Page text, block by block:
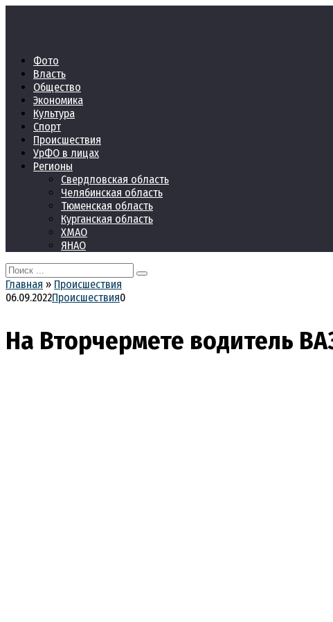
Фото
Власть
Общество
Экономика
Культура
Спорт
Происшествия
УрФО в лицах
Регионы
Свердловская область
Челябинская область
Тюменская область
Курганская область
ХМАО
ЯНАО
Search
for:
Главная » Происшествия
06.09.2022Происшествия0
На Вторчермете водитель